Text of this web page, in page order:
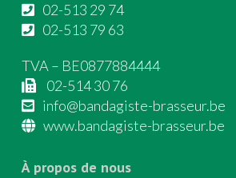
02-513 29 74
02-513 79 63
TVA – BE0877884444
02-514 30 76
info@bandagiste-brasseur.be
www.bandagiste-brasseur.be
À propos de nous